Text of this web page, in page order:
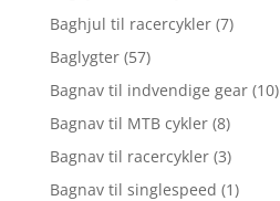
Baghjul til racercykler (7)
Baglygter (57)
Bagnav til indvendige gear (10)
Bagnav til MTB cykler (8)
Bagnav til racercykler (3)
Bagnav til singlespeed (1)